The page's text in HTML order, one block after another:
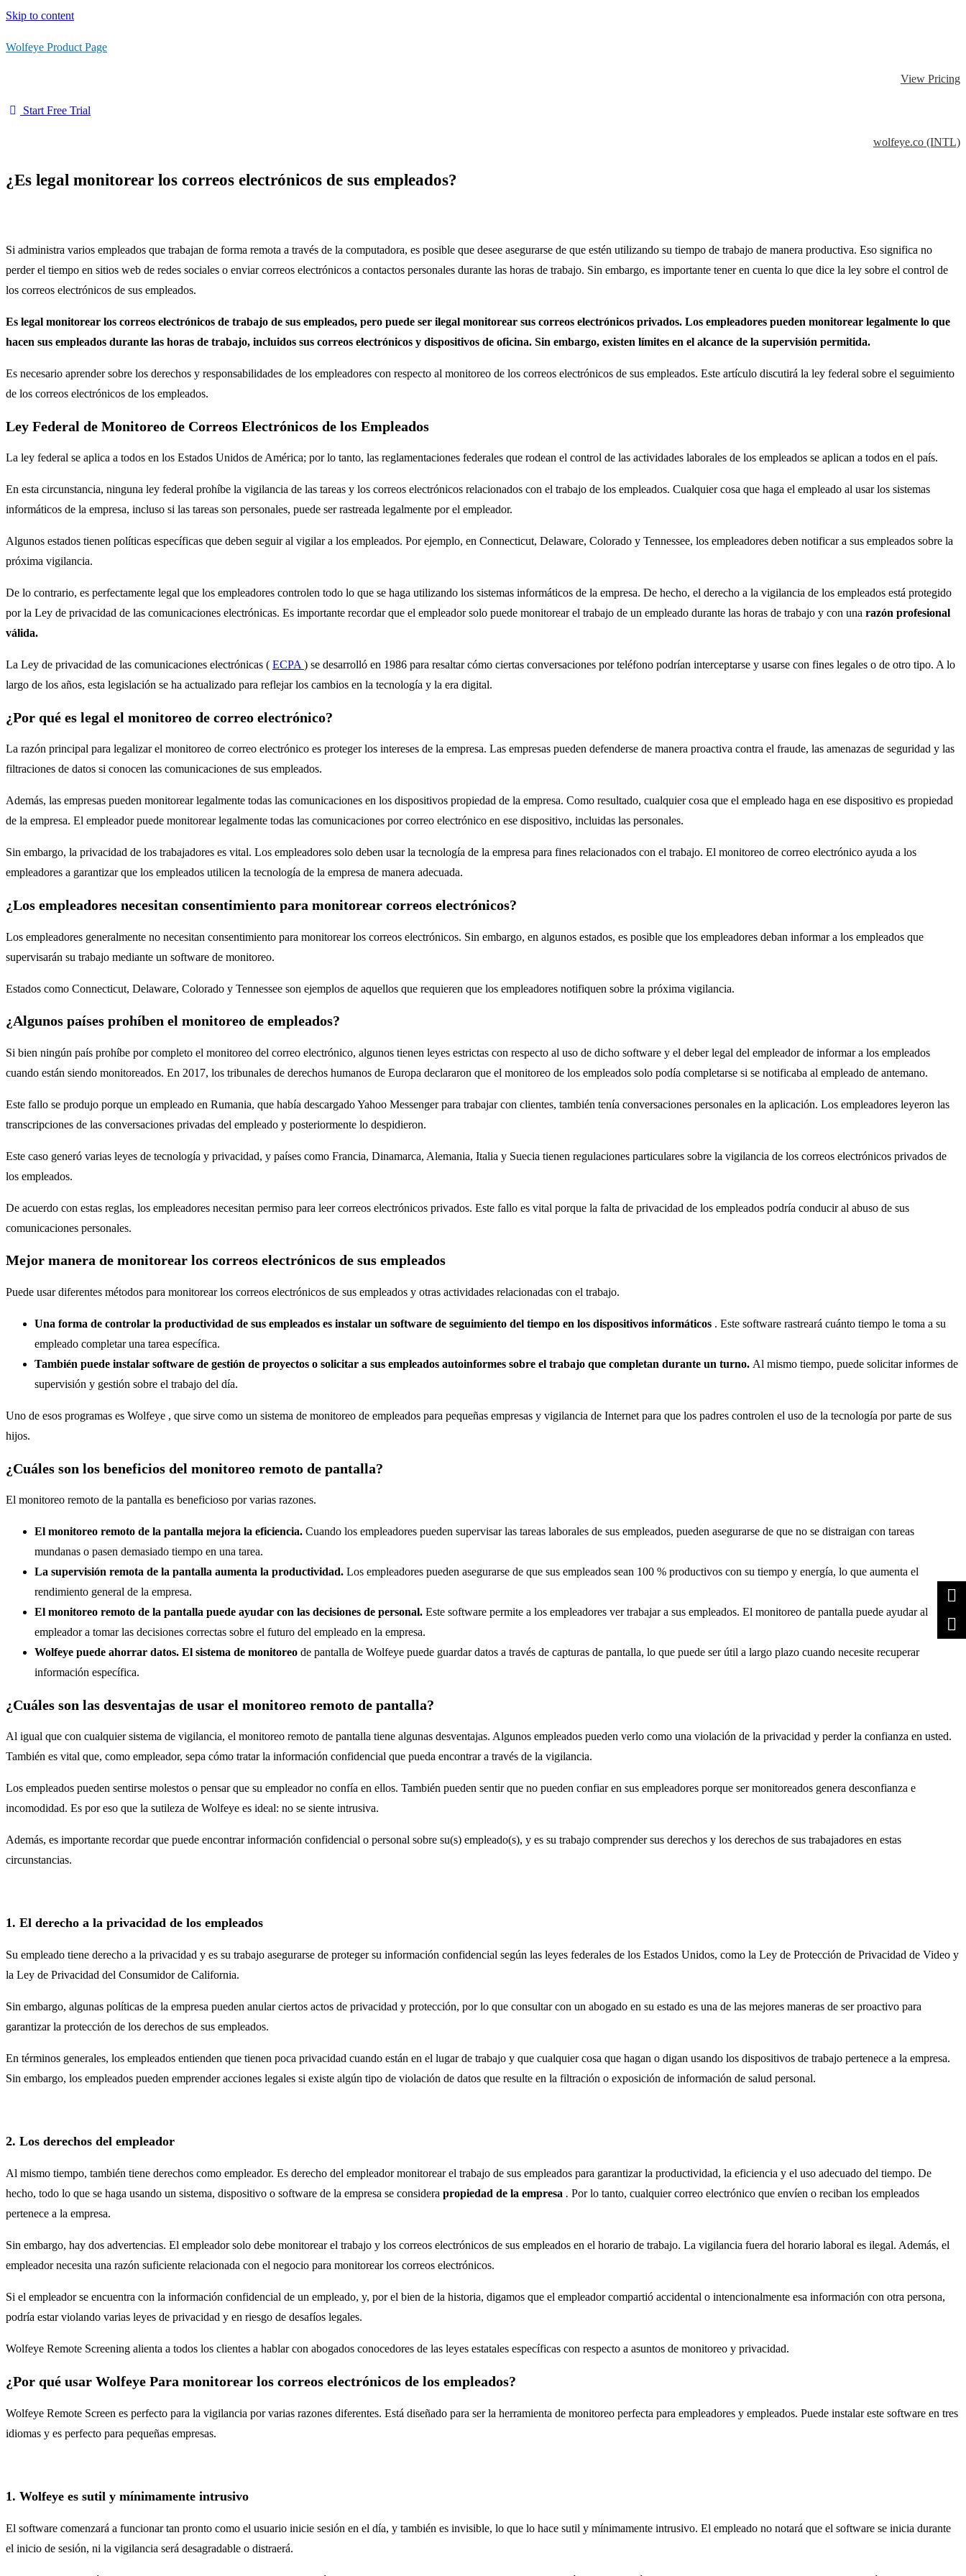
Skip to content
Wolfeye Product Page
View Pricing
Start Free Trial
wolfeye.co (INTL)
¿Es legal monitorear los correos electrónicos de sus empleados?
Si administra varios empleados que trabajan de forma remota a través de la computadora, es posible que desee asegurarse de que estén utilizando su tiempo de trabajo de manera productiva. Eso significa no
perder el tiempo en sitios web de redes sociales o enviar correos electrónicos a contactos personales durante las horas de trabajo. Sin embargo, es importante tener en cuenta lo que dice la ley sobre el control de
los correos electrónicos de sus empleados.
Es legal monitorear los correos electrónicos de trabajo de sus empleados, pero puede ser ilegal monitorear sus correos electrónicos privados. Los empleadores pueden monitorear legalmente lo que
hacen sus empleados durante las horas de trabajo, incluidos sus correos electrónicos y dispositivos de oficina. Sin embargo, existen límites en el alcance de la supervisión permitida.
Es necesario aprender sobre los derechos y responsabilidades de los empleadores con respecto al monitoreo de los correos electrónicos de sus empleados. Este artículo discutirá la ley federal sobre el seguimiento
de los correos electrónicos de los empleados.
Ley Federal de Monitoreo de Correos Electrónicos de los Empleados
La ley federal se aplica a todos en los Estados Unidos de América; por lo tanto, las reglamentaciones federales que rodean el control de las actividades laborales de los empleados se aplican a todos en el país.
En esta circunstancia, ninguna ley federal prohíbe la vigilancia de las tareas y los correos electrónicos relacionados con el trabajo de los empleados. Cualquier cosa que haga el empleado al usar los sistemas
informáticos de la empresa, incluso si las tareas son personales, puede ser rastreada legalmente por el empleador.
Algunos estados tienen políticas específicas que deben seguir al vigilar a los empleados. Por ejemplo, en Connecticut, Delaware, Colorado y Tennessee, los empleadores deben notificar a sus empleados sobre la
próxima vigilancia.
De lo contrario, es perfectamente legal que los empleadores controlen todo lo que se haga utilizando los sistemas informáticos de la empresa. De hecho, el derecho a la vigilancia de los empleados está protegido
por la Ley de privacidad de las comunicaciones electrónicas. Es importante recordar que el empleador solo puede monitorear el trabajo de un empleado durante las horas de trabajo y con una razón profesional
válida.
La Ley de privacidad de las comunicaciones electrónicas ( ECPA ) se desarrolló en 1986 para resaltar cómo ciertas conversaciones por teléfono podrían interceptarse y usarse con fines legales o de otro tipo. A lo
largo de los años, esta legislación se ha actualizado para reflejar los cambios en la tecnología y la era digital.
¿Por qué es legal el monitoreo de correo electrónico?
La razón principal para legalizar el monitoreo de correo electrónico es proteger los intereses de la empresa. Las empresas pueden defenderse de manera proactiva contra el fraude, las amenazas de seguridad y las
filtraciones de datos si conocen las comunicaciones de sus empleados.
Además, las empresas pueden monitorear legalmente todas las comunicaciones en los dispositivos propiedad de la empresa. Como resultado, cualquier cosa que el empleado haga en ese dispositivo es propiedad
de la empresa. El empleador puede monitorear legalmente todas las comunicaciones por correo electrónico en ese dispositivo, incluidas las personales.
Sin embargo, la privacidad de los trabajadores es vital. Los empleadores solo deben usar la tecnología de la empresa para fines relacionados con el trabajo. El monitoreo de correo electrónico ayuda a los
empleadores a garantizar que los empleados utilicen la tecnología de la empresa de manera adecuada.
¿Los empleadores necesitan consentimiento para monitorear correos electrónicos?
Los empleadores generalmente no necesitan consentimiento para monitorear los correos electrónicos. Sin embargo, en algunos estados, es posible que los empleadores deban informar a los empleados que
supervisarán su trabajo mediante un software de monitoreo.
Estados como Connecticut, Delaware, Colorado y Tennessee son ejemplos de aquellos que requieren que los empleadores notifiquen sobre la próxima vigilancia.
¿Algunos países prohíben el monitoreo de empleados?
Si bien ningún país prohíbe por completo el monitoreo del correo electrónico, algunos tienen leyes estrictas con respecto al uso de dicho software y el deber legal del empleador de informar a los empleados
cuando están siendo monitoreados. En 2017, los tribunales de derechos humanos de Europa declararon que el monitoreo de los empleados solo podía completarse si se notificaba al empleado de antemano.
Este fallo se produjo porque un empleado en Rumania, que había descargado Yahoo Messenger para trabajar con clientes, también tenía conversaciones personales en la aplicación. Los empleadores leyeron las
transcripciones de las conversaciones privadas del empleado y posteriormente lo despidieron.
Este caso generó varias leyes de tecnología y privacidad, y países como Francia, Dinamarca, Alemania, Italia y Suecia tienen regulaciones particulares sobre la vigilancia de los correos electrónicos privados de
los empleados.
De acuerdo con estas reglas, los empleadores necesitan permiso para leer correos electrónicos privados. Este fallo es vital porque la falta de privacidad de los empleados podría conducir al abuso de sus
comunicaciones personales.
Mejor manera de monitorear los correos electrónicos de sus empleados
Puede usar diferentes métodos para monitorear los correos electrónicos de sus empleados y otras actividades relacionadas con el trabajo.
Una forma de controlar la productividad de sus empleados es instalar un software de seguimiento del tiempo en los dispositivos informáticos . Este software rastreará cuánto tiempo le toma a su
empleado completar una tarea específica.
También puede instalar software de gestión de proyectos o solicitar a sus empleados autoinformes sobre el trabajo que completan durante un turno. Al mismo tiempo, puede solicitar informes de
supervisión y gestión sobre el trabajo del día.
Uno de esos programas es Wolfeye , que sirve como un sistema de monitoreo de empleados para pequeñas empresas y vigilancia de Internet para que los padres controlen el uso de la tecnología por parte de sus
hijos.
¿Cuáles son los beneficios del monitoreo remoto de pantalla?
El monitoreo remoto de la pantalla es beneficioso por varias razones.
El monitoreo remoto de la pantalla mejora la eficiencia. Cuando los empleadores pueden supervisar las tareas laborales de sus empleados, pueden asegurarse de que no se distraigan con tareas
mundanas o pasen demasiado tiempo en una tarea.
La supervisión remota de la pantalla aumenta la productividad. Los empleadores pueden asegurarse de que sus empleados sean 100 % productivos con su tiempo y energía, lo que aumenta el
rendimiento general de la empresa.
El monitoreo remoto de la pantalla puede ayudar con las decisiones de personal. Este software permite a los empleadores ver trabajar a sus empleados. El monitoreo de pantalla puede ayudar al
empleador a tomar las decisiones correctas sobre el futuro del empleado en la empresa.
Wolfeye puede ahorrar datos. El sistema de monitoreo de pantalla de Wolfeye puede guardar datos a través de capturas de pantalla, lo que puede ser útil a largo plazo cuando necesite recuperar
información específica.
¿Cuáles son las desventajas de usar el monitoreo remoto de pantalla?
Al igual que con cualquier sistema de vigilancia, el monitoreo remoto de pantalla tiene algunas desventajas. Algunos empleados pueden verlo como una violación de la privacidad y perder la confianza en usted.
También es vital que, como empleador, sepa cómo tratar la información confidencial que pueda encontrar a través de la vigilancia.
Los empleados pueden sentirse molestos o pensar que su empleador no confía en ellos. También pueden sentir que no pueden confiar en sus empleadores porque ser monitoreados genera desconfianza e
incomodidad. Es por eso que la sutileza de Wolfeye es ideal: no se siente intrusiva.
Además, es importante recordar que puede encontrar información confidencial o personal sobre su(s) empleado(s), y es su trabajo comprender sus derechos y los derechos de sus trabajadores en estas
circunstancias.
1. El derecho a la privacidad de los empleados
Su empleado tiene derecho a la privacidad y es su trabajo asegurarse de proteger su información confidencial según las leyes federales de los Estados Unidos, como la Ley de Protección de Privacidad de Video y
la Ley de Privacidad del Consumidor de California.
Sin embargo, algunas políticas de la empresa pueden anular ciertos actos de privacidad y protección, por lo que consultar con un abogado en su estado es una de las mejores maneras de ser proactivo para
garantizar la protección de los derechos de sus empleados.
En términos generales, los empleados entienden que tienen poca privacidad cuando están en el lugar de trabajo y que cualquier cosa que hagan o digan usando los dispositivos de trabajo pertenece a la empresa.
Sin embargo, los empleados pueden emprender acciones legales si existe algún tipo de violación de datos que resulte en la filtración o exposición de información de salud personal.
2. Los derechos del empleador
Al mismo tiempo, también tiene derechos como empleador. Es derecho del empleador monitorear el trabajo de sus empleados para garantizar la productividad, la eficiencia y el uso adecuado del tiempo. De
hecho, todo lo que se haga usando un sistema, dispositivo o software de la empresa se considera propiedad de la empresa . Por lo tanto, cualquier correo electrónico que envíen o reciban los empleados
pertenece a la empresa.
Sin embargo, hay dos advertencias. El empleador solo debe monitorear el trabajo y los correos electrónicos de sus empleados en el horario de trabajo. La vigilancia fuera del horario laboral es ilegal. Además, el
empleador necesita una razón suficiente relacionada con el negocio para monitorear los correos electrónicos.
Si el empleador se encuentra con la información confidencial de un empleado, y, por el bien de la historia, digamos que el empleador compartió accidental o intencionalmente esa información con otra persona,
podría estar violando varias leyes de privacidad y en riesgo de desafíos legales.
Wolfeye Remote Screening alienta a todos los clientes a hablar con abogados conocedores de las leyes estatales específicas con respecto a asuntos de monitoreo y privacidad.
¿Por qué usar Wolfeye Para monitorear los correos electrónicos de los empleados?
Wolfeye Remote Screen es perfecto para la vigilancia por varias razones diferentes. Está diseñado para ser la herramienta de monitoreo perfecta para empleadores y empleados. Puede instalar este software en tres
idiomas y es perfecto para pequeñas empresas.
1. Wolfeye es sutil y mínimamente intrusivo
El software comenzará a funcionar tan pronto como el usuario inicie sesión en el día, y también es invisible, lo que lo hace sutil y mínimamente intrusivo. El empleado no notará que el software se inicia durante
el inicio de sesión, ni la vigilancia será desagradable o distraerá.